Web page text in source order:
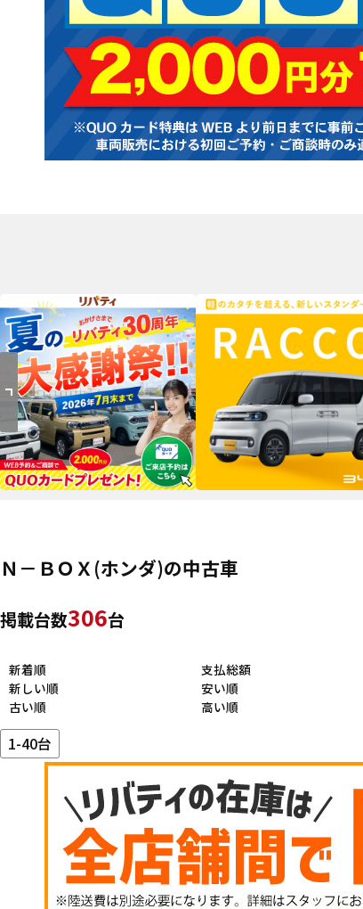
Ｎ－ＢＯＸ(ホンダ)の中古車
掲載台数306台
新着順
新しい順
古い順
支払総額
安い順
高い順
1-40台